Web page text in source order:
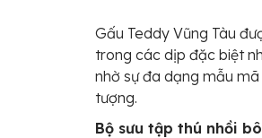
Gấu Teddy Vũng Tàu
trong các dịp đặc biệt
nhờ sự đa dạng mẫu
tượng.
Bộ sưu tập thú nhồi